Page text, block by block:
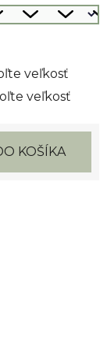
veľkosť
veľkosť
KOŠÍKA